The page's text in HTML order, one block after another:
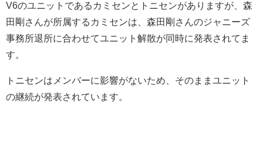
V6のユニットであるカミセンとトニセンがありますが、森
田剛さんが所属するカミセンは、森田剛さんのジャニーズ
事務所退所に合わせてユニット解散が同時に発表されてま
す。
トニセンはメンバーに影響がないため、そのままユニット
の継続が発表されています。